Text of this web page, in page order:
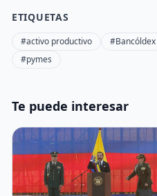
ETIQUETAS
#activo productivo #Bancóldex
#pymes
Te puede interesar